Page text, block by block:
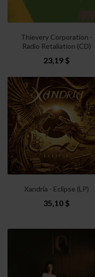
Thievery Corporation -
Radio Retaliation (CD)
23,19 $
Xandria - Eclipse (LP)
35,10 $